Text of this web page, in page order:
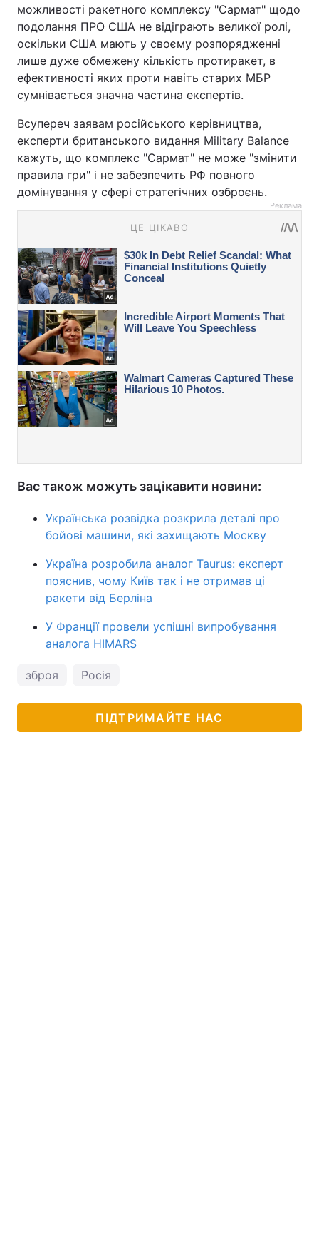
можливості ракетного комплексу "Сармат" щодо
подолання ПРО США не відіграють великої ролі,
оскільки США мають у своєму розпорядженні
лише дуже обмежену кількість протиракет, в
ефективності яких проти навіть старих МБР
сумнівається значна частина експертів.
Всупереч заявам російського керівництва,
експерти британського видання Military Balance
кажуть, що комплекс "Сармат" не може "змінити
правила гри" і не забезпечить РФ повного
домінування у сфері стратегічних озброєнь.
Реклама
Вас також можуть зацікавити новини:
Українська розвідка розкрила деталі про
бойові машини, які захищають Москву
Україна розробила аналог Taurus: експерт
пояснив, чому Київ так і не отримав ці
ракети від Берліна
У Франції провели успішні випробування
аналога HIMARS
зброя Росія
ПІДТРИМАЙТЕ НАС